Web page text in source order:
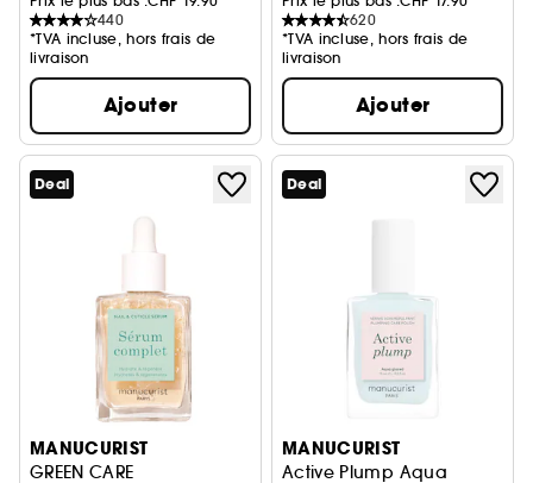
440
*TVA incluse, hors frais de
livraison
Ajouter
620
*TVA incluse, hors frais de
livraison
Ajouter
Deal
MANUCURIST
GREEN CARE
Deal
MANUCURIST
Active Plump Aqua